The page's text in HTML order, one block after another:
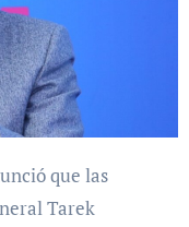
Tarek